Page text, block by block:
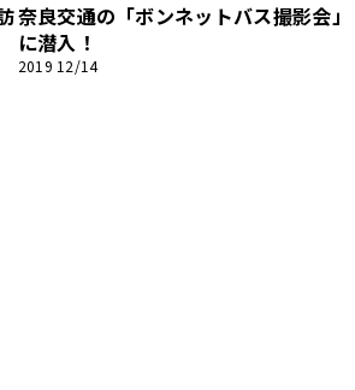
奈良交通の「ボンネットバス撮影会」
に潜入！
2019 12/14